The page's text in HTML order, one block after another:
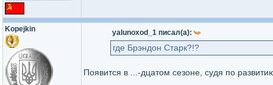
Kopejkin yalunoxod_1 писал(а):
где Брэндон Старк?!?
Появится в ...-дцатом сезоне, судя по